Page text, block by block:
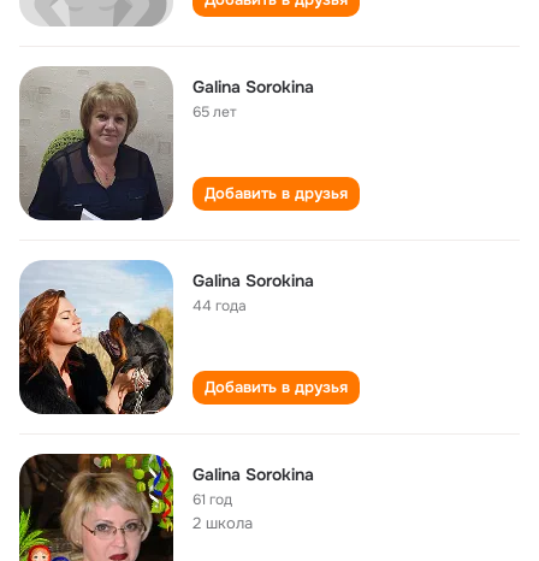
Galina Sorokina
65 лет
Добавить в друзья
Galina Sorokina
44 года
Добавить в друзья
Galina Sorokina
61 год
2 школа